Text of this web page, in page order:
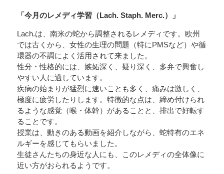
「今月のレメディ学習（Lach. Staph. Merc.）」
Lach.は、南米の蛇から調整されるレメディです。欧州
では古くから、女性の生理の問題（特にPMSなど）や循
環器の不調によく活用されて来ました。
性分・性格的には、嫉妬深く、疑り深く、多弁で興奮し
やすい人に適しています。
疾病の始まりが猛烈に速いことも多く、痛みは激しく、
極度に疲労したりします。特徴的な点は、締め付けられ
るような感覚（喉・体幹）があることと、排出で好転す
ることです。
授業は、動きのある動画を紹介しながら、蛇特有のエネ
ルギーを感じてもらいました。
生徒さんたちの身近な人にも、このレメディの全体像に
近い方がおられるようです。